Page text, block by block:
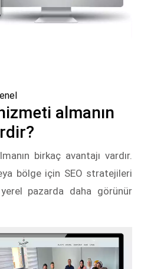
almanın
birkaç avantajı vardır.
bölge için SEO stratejileri
pazarda daha görünür